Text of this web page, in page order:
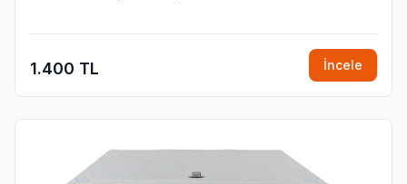
1.400 TL İncele